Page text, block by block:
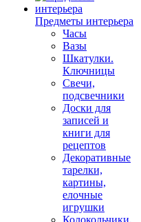
Предметы интерьера
Часы
Вазы
Шкатулки.
Ключницы
Свечи,
подсвечники
Доски для
записей и
книги для
рецептов
Декоративные
тарелки,
картины,
елочные
игрушки
Колокольчики,